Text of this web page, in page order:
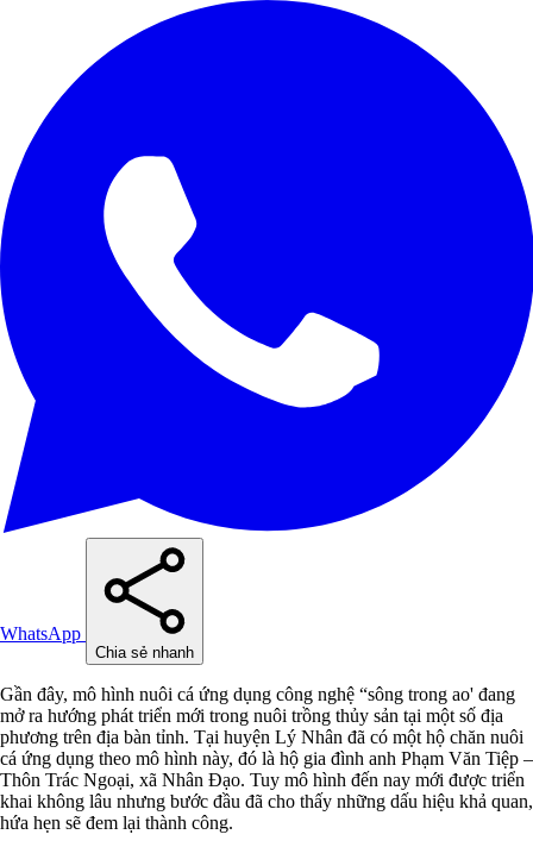
WhatsApp
Chia sẻ nhanh
Gần đây, mô hình nuôi cá ứng dụng công nghệ “sông trong ao' đang
mở ra hướng phát triển mới trong nuôi trồng thủy sản tại một số địa
phương trên địa bàn tỉnh. Tại huyện Lý Nhân đã có một hộ chăn nuôi
cá ứng dụng theo mô hình này, đó là hộ gia đình anh Phạm Văn Tiệp –
Thôn Trác Ngoại, xã Nhân Đạo. Tuy mô hình đến nay mới được triển
khai không lâu nhưng bước đầu đã cho thấy những dấu hiệu khả quan,
hứa hẹn sẽ đem lại thành công.